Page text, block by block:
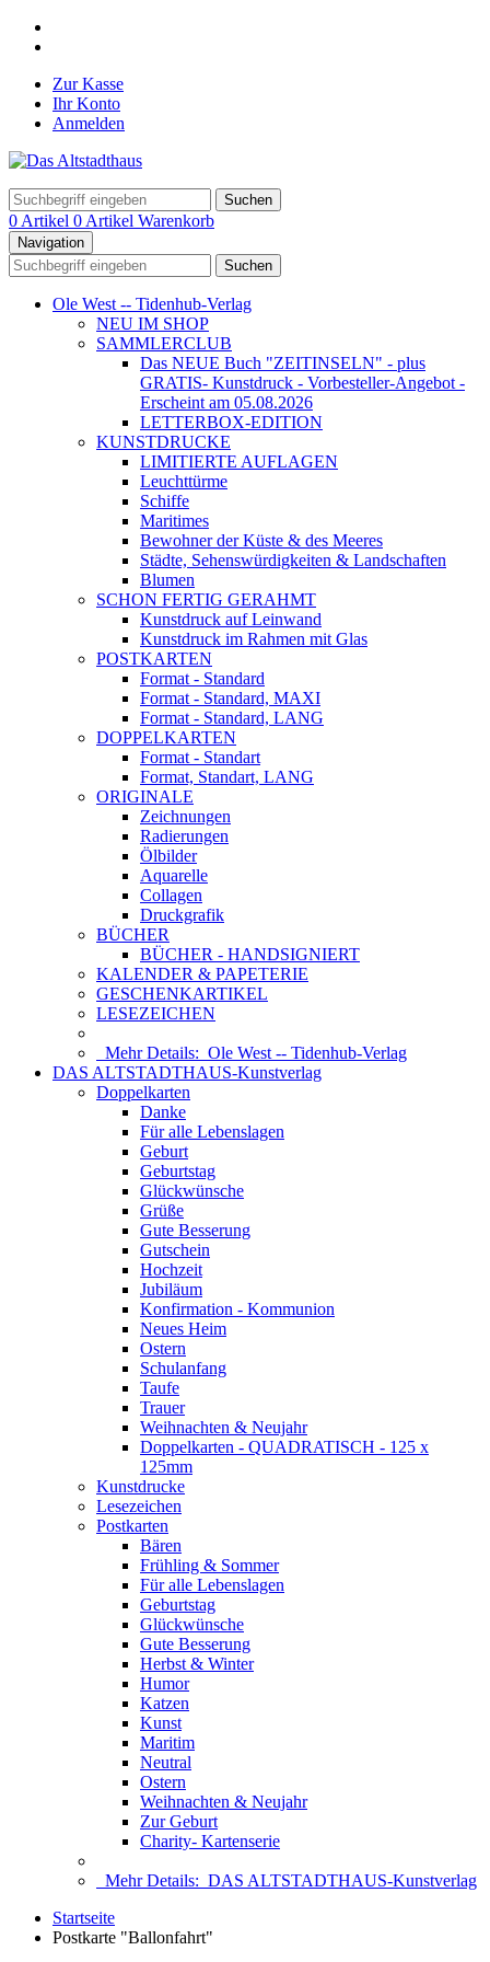
Zur Kasse
Ihr Konto
Anmelden
Suchen
0 Artikel 0 Artikel Warenkorb
Navigation
Suchen
Ole West -- Tidenhub-Verlag
NEU IM SHOP
SAMMLERCLUB
Das NEUE Buch "ZEITINSELN" - plus
GRATIS- Kunstdruck - Vorbesteller-Angebot -
Erscheint am 05.08.2026
LETTERBOX-EDITION
KUNSTDRUCKE
LIMITIERTE AUFLAGEN
Leuchttürme
Schiffe
Maritimes
Bewohner der Küste & des Meeres
Städte, Sehenswürdigkeiten & Landschaften
Blumen
SCHON FERTIG GERAHMT
Kunstdruck auf Leinwand
Kunstdruck im Rahmen mit Glas
POSTKARTEN
Format - Standard
Format - Standard, MAXI
Format - Standard, LANG
DOPPELKARTEN
Format - Standart
Format, Standart, LANG
ORIGINALE
Zeichnungen
Radierungen
Ölbilder
Aquarelle
Collagen
Druckgrafik
BÜCHER
BÜCHER - HANDSIGNIERT
KALENDER & PAPETERIE
GESCHENKARTIKEL
LESEZEICHEN
Mehr Details: Ole West -- Tidenhub-Verlag
DAS ALTSTADTHAUS-Kunstverlag
Doppelkarten
Danke
Für alle Lebenslagen
Geburt
Geburtstag
Glückwünsche
Grüße
Gute Besserung
Gutschein
Hochzeit
Jubiläum
Konfirmation - Kommunion
Neues Heim
Ostern
Schulanfang
Taufe
Trauer
Weihnachten & Neujahr
Doppelkarten - QUADRATISCH - 125 x
125mm
Kunstdrucke
Lesezeichen
Postkarten
Bären
Frühling & Sommer
Für alle Lebenslagen
Geburtstag
Glückwünsche
Gute Besserung
Herbst & Winter
Humor
Katzen
Kunst
Maritim
Neutral
Ostern
Weihnachten & Neujahr
Zur Geburt
Charity- Kartenserie
Mehr Details: DAS ALTSTADTHAUS-Kunstverlag
Startseite
Postkarte "Ballonfahrt"